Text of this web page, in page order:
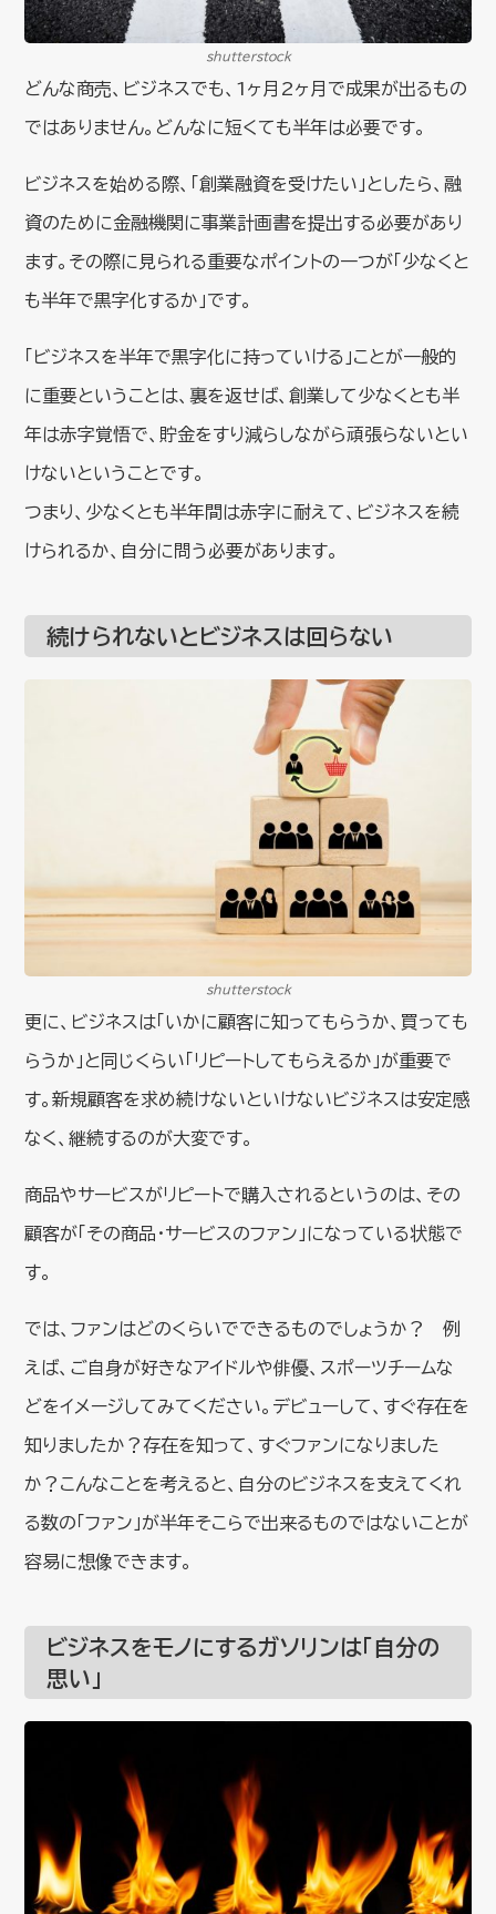
shutterstock
どんな商売、ビジネスでも、1ヶ月2ヶ月で成果が出るもの
ではありません。どんなに短くても半年は必要です。
ビジネスを始める際、「創業融資を受けたい」としたら、融
資のために金融機関に事業計画書を提出する必要があり
ます。その際に見られる重要なポイントの一つが「少なくと
も半年で黒字化するか」です。
「ビジネスを半年で黒字化に持っていける」ことが一般的
に重要ということは、裏を返せば、創業して少なくとも半
年は赤字覚悟で、貯金をすり減らしながら頑張らないとい
けないということです。
つまり、少なくとも半年間は赤字に耐えて、ビジネスを続
けられるか、自分に問う必要があります。
続けられないとビジネスは回らない
shutterstock
更に、ビジネスは「いかに顧客に知ってもらうか、買っても
らうか」と同じくらい「リピートしてもらえるか」が重要で
す。新規顧客を求め続けないといけないビジネスは安定感
なく、継続するのが大変です。
商品やサービスがリピートで購入されるというのは、その
顧客が「その商品・サービスのファン」になっている状態で
す。
では、ファンはどのくらいでできるものでしょうか？ 例
えば、ご自身が好きなアイドルや俳優、スポーツチームな
どをイメージしてみてください。デビューして、すぐ存在を
知りましたか？存在を知って、すぐファンになりました
か？こんなことを考えると、自分のビジネスを支えてくれ
る数の「ファン」が半年そこらで出来るものではないことが
容易に想像できます。
ビジネスをモノにするガソリンは「自分の
思い」